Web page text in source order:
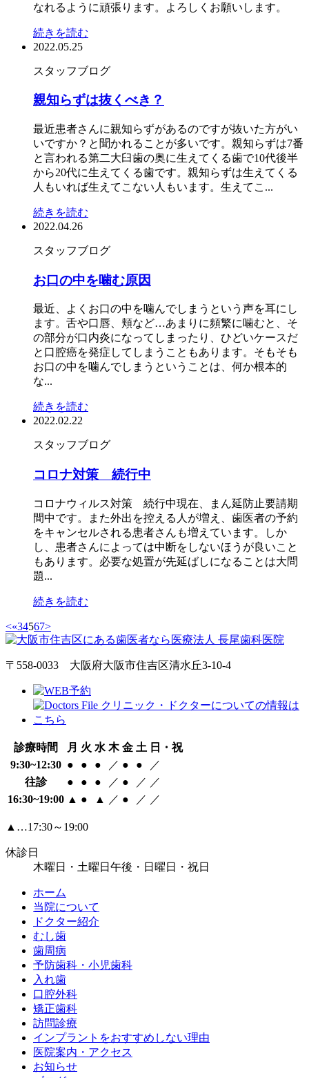
なれるように頑張ります。よろしくお願いします。
続きを読む
2022.05.25
スタッフブログ
親知らずは抜くべき？
最近患者さんに親知らずがあるのですが抜いた方がい
いですか？と聞かれることが多いです。親知らずは7番
と言われる第二大臼歯の奥に生えてくる歯で10代後半
から20代に生えてくる歯です。親知らずは生えてくる
人もいれば生えてこない人もいます。生えてこ...
続きを読む
2022.04.26
スタッフブログ
お口の中を噛む原因
最近、よくお口の中を噛んでしまうという声を耳にし
ます。舌や口唇、頬など…あまりに頻繁に噛むと、そ
の部分が口内炎になってしまったり、ひどいケースだ
と口腔癌を発症してしまうこともあります。そもそも
お口の中を噛んでしまうということは、何か根本的
な...
続きを読む
2022.02.22
スタッフブログ
コロナ対策 続行中
コロナウィルス対策 続行中現在、まん延防止要請期
間中です。また外出を控える人が増え、歯医者の予約
をキャンセルされる患者さんも増えています。しか
し、患者さんによっては中断をしないほうが良いこと
もあります。必要な処置が先延ばしになることは大問
題...
続きを読む
<«34567>
〒558-0033 大阪府大阪市住吉区清水丘3-10-4
診療時間 月 火 水 木 金 土 日・祝
9:30~12:30 ● ● ● ／ ● ●
／
往診
● ● ● ／ ● ／ ／
16:30~19:00 ▲ ● ▲ ／ ● ／ ／
▲…17:30～19:00
休診日
木曜日・土曜日午後・日曜日・祝日
ホーム
当院について
ドクター紹介
むし歯
歯周病
予防歯科・小児歯科
入れ歯
口腔外科
矯正歯科
訪問診療
インプラントをおすすめしない理由
医院案内・アクセス
お知らせ